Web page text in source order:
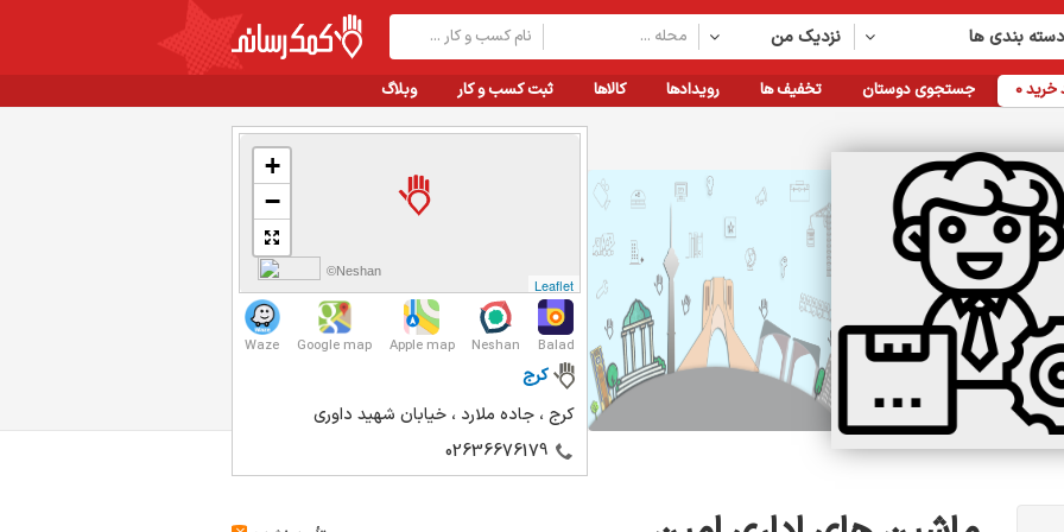
نزدیک من بندی ها
وبلاگ ثبت کسب و کار کالاها رویدادها تخفیف ها جستجوی دوستان خرید0
+
−
Leaflet
©Neshan
Balad
Neshan
Apple map
Google map
Waze
کرج
کرج ، جاده ملارد ، خیابان شهید داوری
02636676179